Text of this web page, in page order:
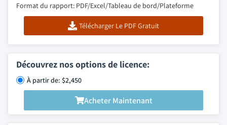
Format du rapport: PDF/Excel/Tableau de bord/Plateforme
Télécharger Le PDF Gratuit
Découvrez nos options de licence:
À partir de: $2,450
Acheter Maintenant